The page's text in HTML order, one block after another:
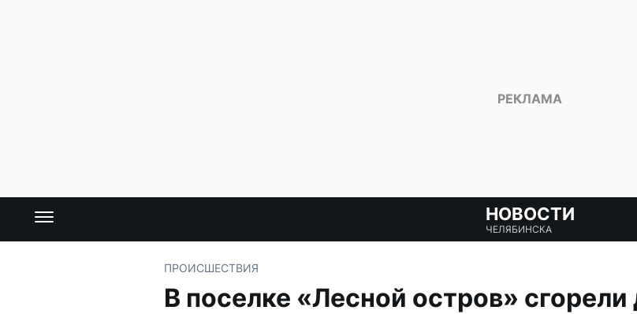
НОВОСТИ
ЧЕЛЯБИНСКА
ПРОИСШЕСТВИЯ
В поселке «Лесной остров»